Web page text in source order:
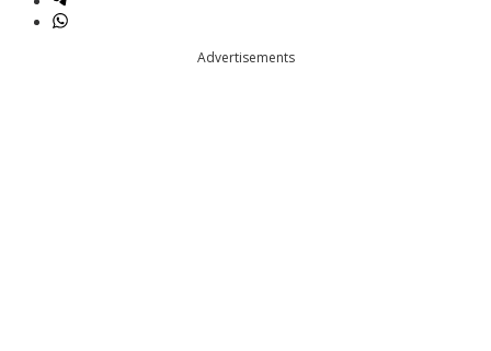
Advertisements